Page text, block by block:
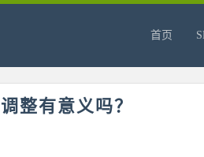
首页
整有意义吗？